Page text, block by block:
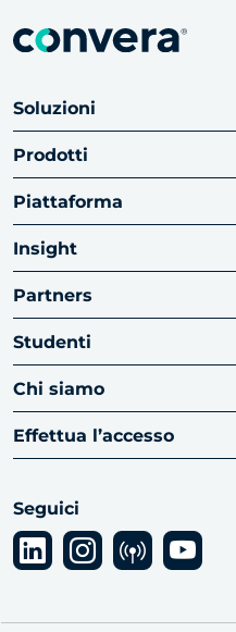
Soluzioni
Prodotti
Piattaforma
Insight
Partners
Studenti
Chi siamo
Effettua l’accesso
Seguici